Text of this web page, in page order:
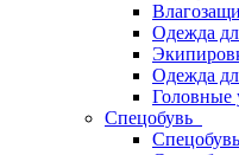
Одежда
Одежда
Головные
Спецобувь